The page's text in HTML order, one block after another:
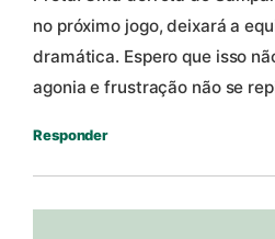
no próximo jogo, deixará a
dramática. Espero que isso
agonia e frustração não se
Responder